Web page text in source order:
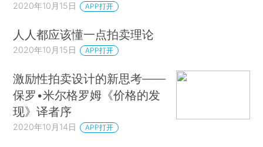
2020年10月15日 APP打开
人人都应该懂一点拍卖理论
2020年10月15日 APP打开
激励性拍卖设计的新思考——
保罗•米尔格罗姆《价格的发
现》译者序
2020年10月14日 APP打开